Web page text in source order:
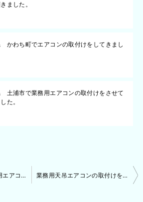
ました。
かわち町でエアコンの取付けをしてきまし
土浦市で業務用エアコンの取付けをさせて
た。
千葉県 白井市で業務用エアコンの取付けをさせて頂きました。 業務用天吊エアコンの取付けをさせて頂きました。